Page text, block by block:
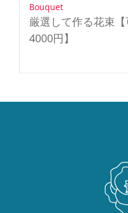
Bouquet
厳選して作る花束
4000円】